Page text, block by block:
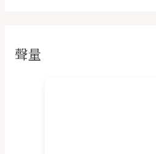
聲量